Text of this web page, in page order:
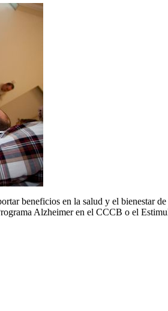
beneficios en la salud y el bienestar
Alzheimer en el CCCB o el